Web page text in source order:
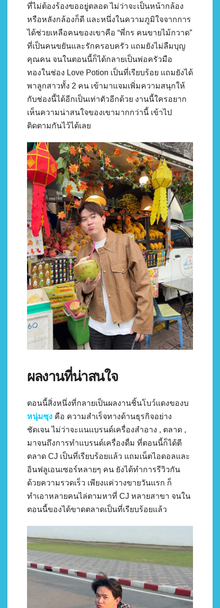
ที่ไม่ต้องร้องขออยู่ตลอด ไม่ว่าจะเป็นหน้ากล้อง
หรือหลังกล้องก็ดี และหนึ่งในความภูมิใจจากการ
ได้ช่วยเหลือคนของเขาคือ “พี่กร คนขายไม้กวาด”
ที่เป็นคนขยันและรักครอบครัว แถมยังไม่ลืมบุญ
คุณคน จนในตอนนี้ก็ได้กลายเป็นพ่อครัวมือ
ทองในช่อง Love Potion เป็นที่เรียบร้อย แถมยังได้
พาลูกสาวทั้ง 2 คน เข้ามาแจมเพิ่มความสนุกให้
กับช่องนี้ได้อีกเป็นเท่าตัวอีกด้วย งานนี้ใครอยาก
เห็นความน่าสนใจของเขามากกว่านี้ เข้าไป
ติดตามกันไว้ได้เลย
ผลงานที่น่าสนใจ
ตอนนี้สิ่งหนึ่งที่กลายเป็นผลงานชิ้นโบว์แดงของบ
หนุ่มซุง คือ ความสำเร็จทางด้านธุรกิจอย่าง
ชัดเจน ไม่ว่าจะแนแบรนด์เครื่องสำอาง , ตลาด ,
มาจนถึงการทำแบรนด์เครื่องดื่ม ที่ตอนนี้ก็ได้ตี
ตลาด CJ เป็นที่เรียบร้อยแล้ว แถมเน็ตไอดอลและ
อินฟลูเอนเซอร์หลายๆ คน ยังได้ทำการรีวิวกัน
ด้วยความรวดเร็ว เพียงแค่วางขายวันแรก ก็
ทำเอาหลายคนไล่ตามหาที่ CJ หลายสาขา จนใน
ตอนนี้ของได้ขาดตลาดเป็นที่เรียบร้อยแล้ว